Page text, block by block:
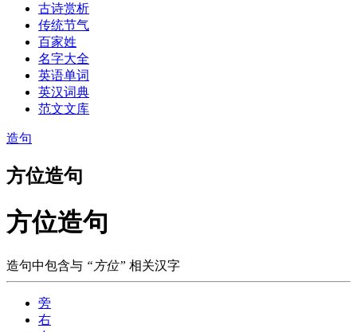
古诗赏析
传统节气
百家姓
名字大全
英语单词
英汉词典
范文文库
造句
方位造句
方位造句
造句中包含与 “方位” 相关汉字
旁
右